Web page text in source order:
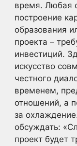
время. Любая
построение
образования
проекта –
инвестиций.
искусство
честного
временем,
отношений, а
за
обсуждать:
проект будет